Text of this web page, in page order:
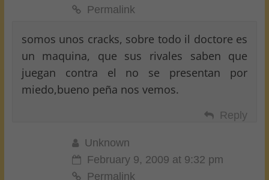
Permalink
somos unos cracks, sobre todo il doctore es
un maquina, que sus rivales saben que
juegan contra el no se presentan por
miedo,bueno peña nos vemos.
Reply
Unknown
February 9, 2009 at 9:32 pm
Permalink